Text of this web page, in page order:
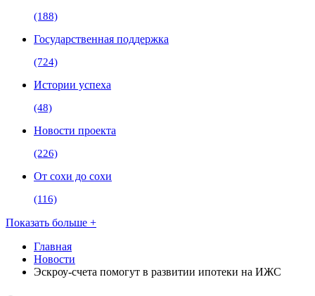
(188)
Государственная поддержка
(724)
Истории успеха
(48)
Новости проекта
(226)
От сохи до сохи
(116)
Показать больше +
Главная
Новости
Эскроу-счета помогут в развитии ипотеки на ИЖС